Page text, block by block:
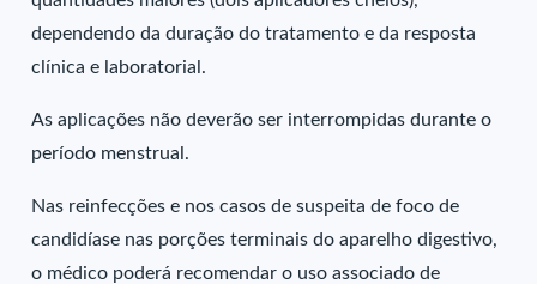
dependendo da duração do tratamento e da resposta
clínica e laboratorial.
As aplicações não deverão ser interrompidas durante o
período menstrual.
Nas reinfecções e nos casos de suspeita de foco de
candidíase nas porções terminais do aparelho digestivo,
o médico poderá recomendar o uso associado de